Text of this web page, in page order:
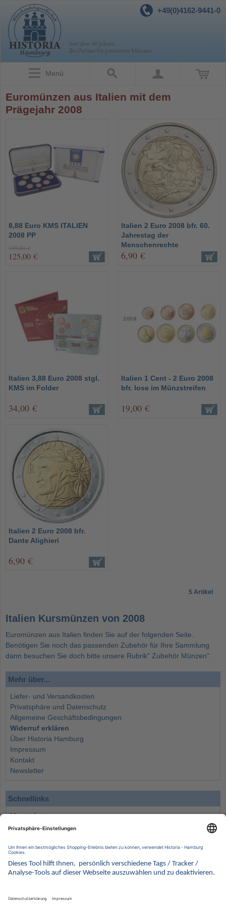
+49(0)4162-9441-0
Menü
Euromünzen aus Italien mit dem
Prägejahr 2008
8,88 Euro KMS ITALIEN
2008 PP
139,00 €
125,00 €
Italien 2 Euro 2008 bfr. 60.
Jahrestag der
Menschenrechte
6,90 €
Italien 3,88 Euro 2008 stgl.
KMS im Folder
34,00 €
Italien 1 Cent - 2 Euro 2008
bfr. lose im Münzstreifen
19,00 €
Italien 2 Euro 2008 bfr.
Dante Alighieri
6,90 €
5 Artikel
Italien Kursmünzen von 2008
Euromünzen aus Italien finden Sie auf der folgenden Seite.
Benötigen Sie noch das passenden Zubehör für Ihre Sammlung
dann besuchen Sie doch bitte unsere Rubrik" Zubehör Münzen".
Mehr über...
Liefer- und Versandkosten
Privatsphäre und Datenschutz
Allgemeine Geschäftsbedingungen
Widerruf erklären
Über Historia Hamburg
Impressum
Kontakt
Newsletter
Schnellinks
Monatsliste
Angebote
Wissenswertes
Kontakt